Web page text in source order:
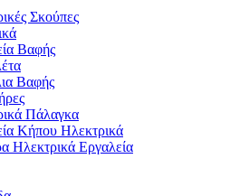
Σκούπες
Βαφής
Βαφής
Πάλαγκα
Κήπου Ηλεκτρικά
Ηλεκτρικά Εργαλεία